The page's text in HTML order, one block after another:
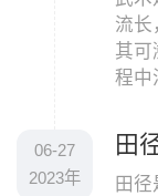
流长
其可
程中
上的
06-27
2023年
田
田